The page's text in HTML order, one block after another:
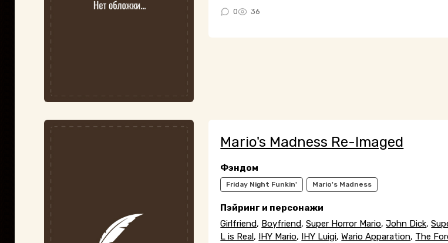
0 36
Mario's Madness Re-Imaged
Фэндом
Friday Night Funkin' Mario's Madness
Пэйринг и персонажи
Girlfriend, Boyfriend,Super Horror Mario,John Dick,
L is Real, IHY Mario, IHY Luigi,Wario Apparation, The